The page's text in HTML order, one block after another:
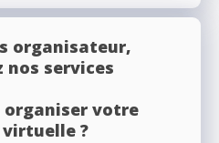
organisateur,
nos services
organiser votre
virtuelle ?